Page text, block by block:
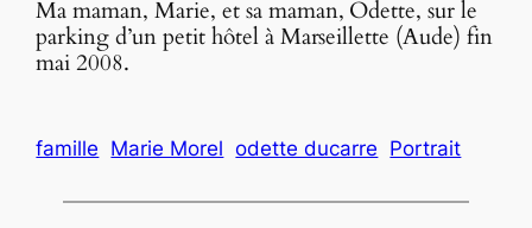
Ma maman, Marie, et sa maman, Odette, sur le
parking d’un petit hôtel à Marseillette (Aude) fin
mai 2008.
famille Marie Morel odette ducarre Portrait